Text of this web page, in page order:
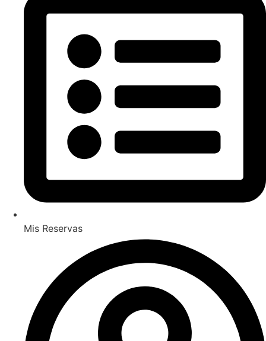
Mis Reservas